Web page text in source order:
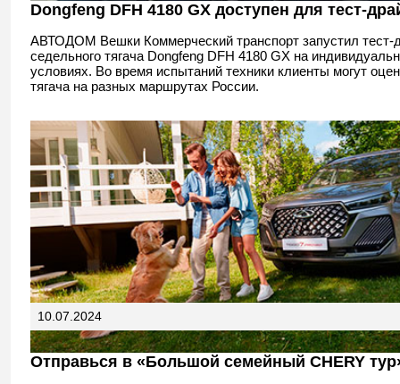
Dongfeng DFH 4180 GX доступен для тест-
АВТОДОМ Вешки Коммерческий транспорт запустил тест-
седельного тягача Dongfeng DFH 4180 GX на
условиях. Во время испытаний техники клиенты могут
тягача на разных маршрутах России.
10.07.2024
Отправься в «Большой семейный CHERY